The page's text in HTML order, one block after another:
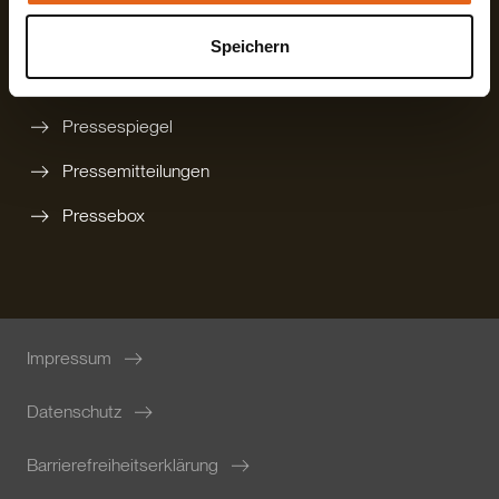
Speichern
Newsletter bestellen
Karriere
Pressespiegel
Pressemitteilungen
Pressebox
Impressum
Datenschutz
Barrierefreiheitserklärung